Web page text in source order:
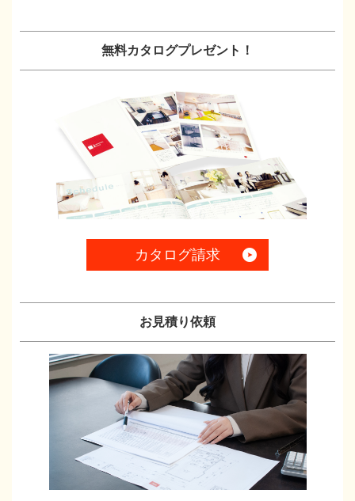
無料カタログプレゼント！
カタログ請求
お見積り依頼